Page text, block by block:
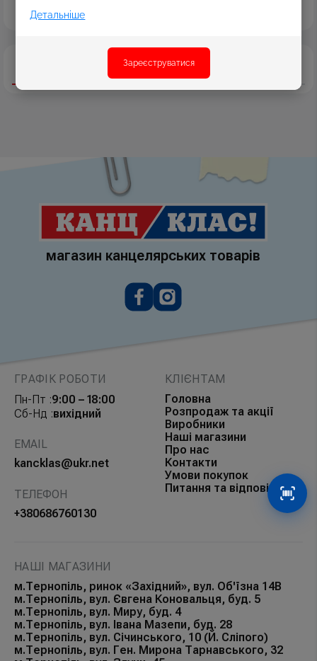
Детальніше
Зареєструватися
Характеристики Відгуки
Дізнатись більше
магазин канцелярських товарів
ГРАФІК РОБОТИ
Пн-Пт :9:00 – 18:00
Сб-Нд :вихідний
EMAIL
kancklas@ukr.net
ТЕЛЕФОН
+380686760130
КЛІЄНТАМ
Головна
Розпродаж та акції
Виробники
Наші магазини
Про нас
Контакти
Умови покупок
Питання та відповіді
НАШІ МАГАЗИНИ
м.Тернопіль, ринок «Західний», вул. Об'їзна 14В
м.Тернопіль, вул. Євгена Коновальця, буд. 5
м.Тернопіль, вул. Миру, буд. 4
м.Тернопіль, вул. Івана Мазепи, буд. 28
м.Тернопіль, вул. Січинського, 10 (Й. Сліпого)
м.Тернопіль, вул. Ген. Мирона Тарнавського, 32